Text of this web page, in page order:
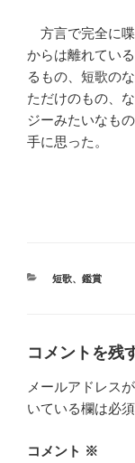
方言で完全に喋
からは離れてい
るもの、短歌の
ただけのもの、
ジーみたいなも
手に思った。
カ
短歌、 鑑賞
コメントを残
メールアドレス
いている欄は必
コメント ※